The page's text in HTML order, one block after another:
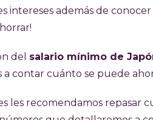
el salario mínimo en Japón
mensual de
costo de vida mensual
considerar un impuesto
intereses además de
del salario mínimo de
a contar cuánto se puede
les recomendamos repasar